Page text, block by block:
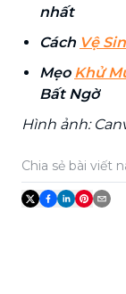
nhất
Cách Vệ
Mẹo Khử
Bất Ngờ
Hình ảnh:
Chia sẻ bài viết